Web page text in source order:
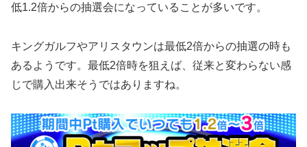
低1.2倍からの抽選会になっていることが多いです。
キングガルフやアリスタウンは最低2倍からの抽選の時も
あるようです。 最低2倍時を狙えば、従来と変わらない感
じで購入出来そうではありますね。